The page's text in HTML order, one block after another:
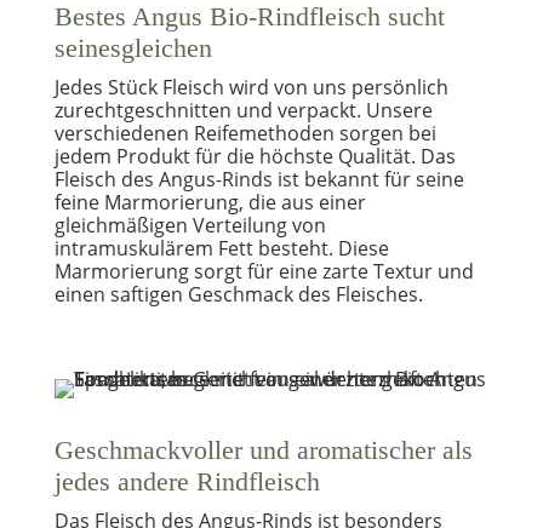
Bestes Angus Bio-Rindfleisch sucht
seinesgleichen
Jedes Stück Fleisch wird von uns persönlich
zurechtgeschnitten und verpackt. Unsere
verschiedenen Reifemethoden sorgen bei
jedem Produkt für die höchste Qualität. Das
Fleisch des Angus-Rinds ist bekannt für seine
feine Marmorierung, die aus einer
gleichmäßigen Verteilung von
intramuskulärem Fett besteht. Diese
Marmorierung sorgt für eine zarte Textur und
einen saftigen Geschmack des Fleisches.
Geschmackvoller und aromatischer als
jedes andere Rindfleisch
Das Fleisch des Angus-Rinds ist besonders